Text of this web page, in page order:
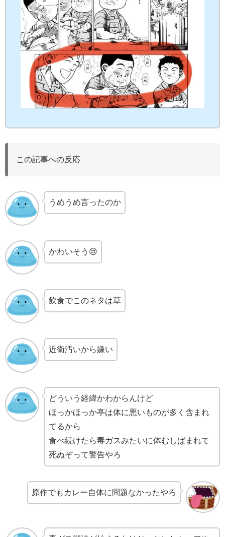
この記事への反応
うめうめ言ったのか
かわいそう😢
飲食でこのネタは草
近衛汚いから嫌い
どういう経緯かわからんけど
ほっかほっか亭は体に悪いものが多く含まれ
てるから
食べ続けたら毒ガスみたいに体むしばまれて
死ぬぞって警告やろ
原作でもカレー自体に問題なかったやろ